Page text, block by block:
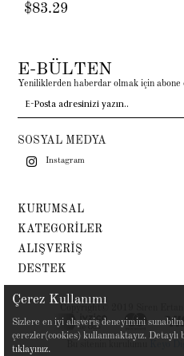
$83.29
E-BÜLTEN
Yeniliklerden haberdar olmak için abone
SOSYAL MEDYA
Instagram
KURUMSAL
KATEGORİLER
ALIŞVERİŞ
DESTEK
Copyright© 2019 Siren
Çerez Kullanımı
Sizlere en iyi alışveriş deneyimini
çerezler(cookies) kullanmaktayız. Detaylı
tıklayınız.